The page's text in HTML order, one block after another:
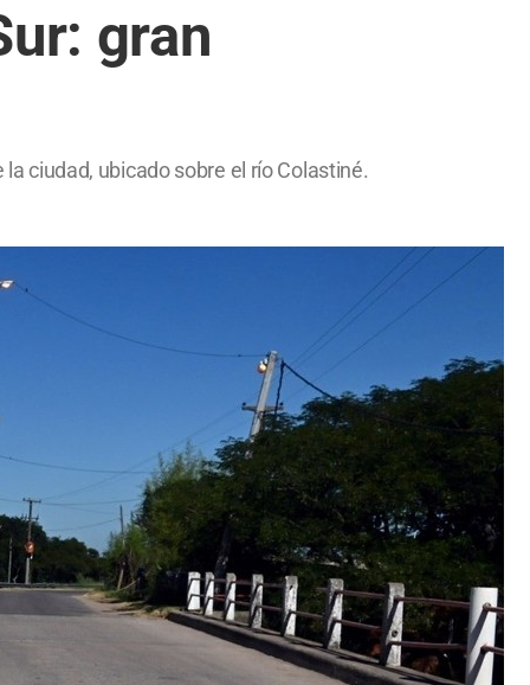
gran
ciudad, ubicado sobre el río Colastiné.